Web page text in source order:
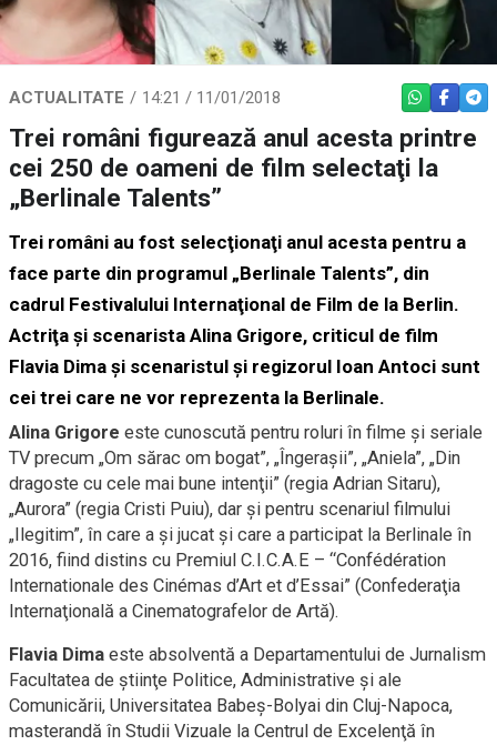
ACTUALITATE 14:21 / 11/01/2018 WHATSAPP
Trei români figurează anul acesta printre
cei 250 de oameni de film selectaţi la
„Berlinale Talents”
Trei români au fost selecţionaţi anul acesta pentru a
face parte din programul „Berlinale Talents”, din
cadrul Festivalului Internaţional de Film de la Berlin.
Actriţa şi scenarista Alina Grigore, criticul de film
Flavia Dima şi scenaristul şi regizorul Ioan Antoci sunt
cei trei care ne vor reprezenta la Berlinale.
Alina Grigore este cunoscută pentru roluri în filme şi seriale
TV precum „Om sărac om bogat”, „Îngeraşii”, „Aniela”, „Din
dragoste cu cele mai bune intenţii” (regia Adrian Sitaru),
„Aurora” (regia Cristi Puiu), dar şi pentru scenariul filmului
„Ilegitim”, în care a şi jucat şi care a participat la Berlinale în
2016, fiind distins cu Premiul C.I.C.A.E – “Confédération
Internationale des Cinémas d’Art et d’Essai” (Confederaţia
Internaţională a Cinematografelor de Artă).
Flavia Dima este absolventă a Departamentului de Jurnalism
Facultatea de ştiinţe Politice, Administrative şi ale
Comunicării, Universitatea Babeş-Bolyai din Cluj-Napoca,
masterandă în Studii Vizuale la Centrul de Excelenţă în